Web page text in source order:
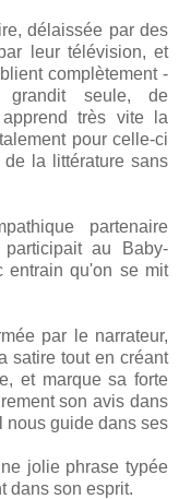
délaissée par des
leur télévision, et
complètement -
seule, de
très vite la
pour celle-ci
la littérature sans
partenaire
au Baby-
entrain qu'on se mit
par le narrateur,
satire tout en créant
et marque sa forte
son avis dans
nous guide dans ses
jolie phrase typée
dans son esprit.